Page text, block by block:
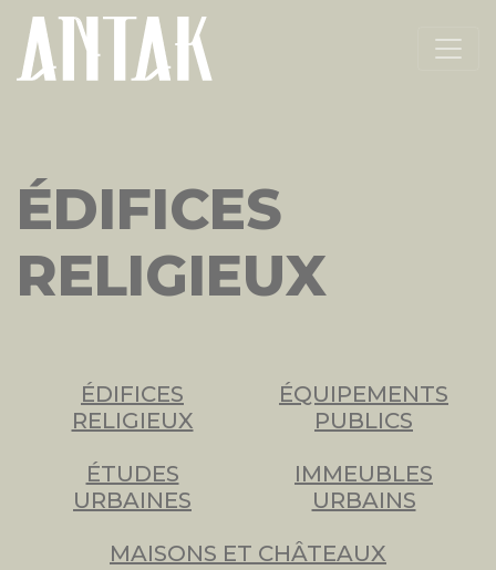
ÉDIFICES
RELIGIEUX
ÉDIFICES
RELIGIEUX
ÉQUIPEMENTS
PUBLICS
ÉTUDES
URBAINES
IMMEUBLES
URBAINS
MAISONS ET CHÂTEAUX